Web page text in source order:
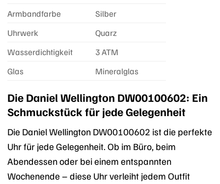
Armbandfarbe
Silber
Uhrwerk
Quarz
Wasserdichtigkeit
3 ATM
Glas
Mineralglas
Die Daniel Wellington DW00100602: Ein
Schmuckstück für jede Gelegenheit
Die Daniel Wellington DW00100602 ist die perfekte
Uhr für jede Gelegenheit. Ob im Büro, beim
Abendessen oder bei einem entspannten
Wochenende – diese Uhr verleiht jedem Outfit